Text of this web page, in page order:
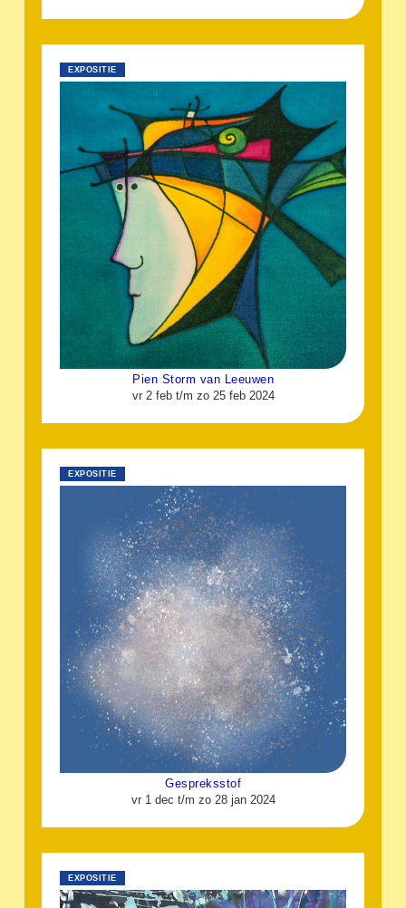
EXPOSITIE
Pien Storm van Leeuwen
vr 2 feb t/m zo 25 feb 2024
EXPOSITIE
Gespreksstof
vr 1 dec t/m zo 28 jan 2024
EXPOSITIE